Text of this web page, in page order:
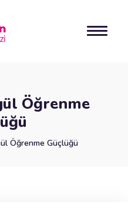
Öğrenme
Öğrenme Güçlüğü